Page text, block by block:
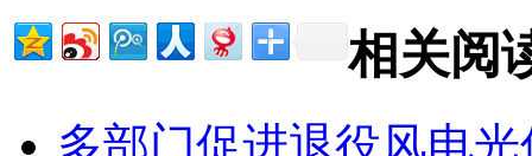
相关阅
多部门促进退役风电